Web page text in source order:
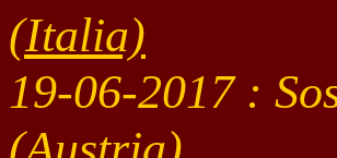
(Italia)
19-06-2017 :